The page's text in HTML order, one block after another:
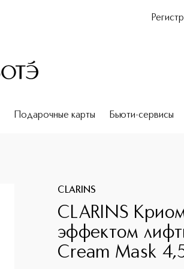
Подарочные карты Бьюти-сервисы
CLARINS
CLARINS
эффектом
Cream Mask